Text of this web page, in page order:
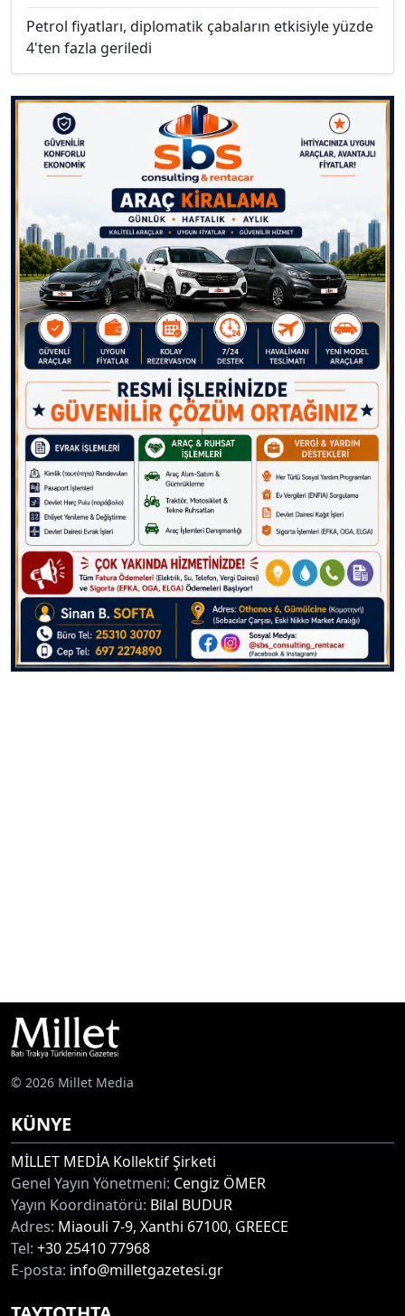
Petrol fiyatları, diplomatik çabaların etkisiyle yüzde
4'ten fazla geriledi
© 2026 Millet Media
KÜNYE
MİLLET MEDİA Kollektif Şirketi
Genel Yayın Yönetmeni: Cengiz ÖMER
Yayın Koordinatörü: Bilal BUDUR
Adres: Miaouli 7-9, Xanthi 67100, GREECE
Tel: +30 25410 77968
E-posta: info@milletgazetesi.gr